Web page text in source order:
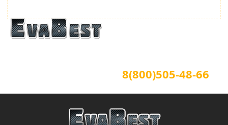
8(800)505-48-66